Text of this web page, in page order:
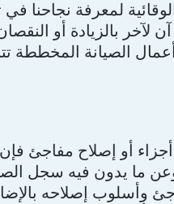
لمعرفة نجاحنا في
بالزيادة أو النقصان
الصيانة المخططة
أو إصلاح مفاجئ
ما يدون فيه سجل
وأسلوب إصلاحه